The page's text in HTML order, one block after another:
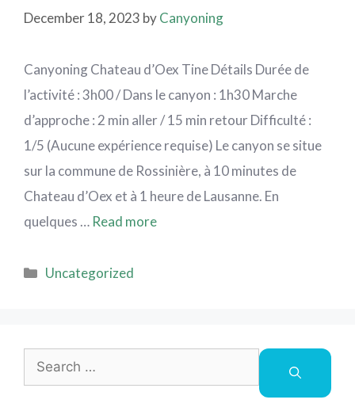
December 18, 2023 byCanyoning
Canyoning Chateau d’Oex Tine Détails Durée de
l’activité : 3h00 / Dans le canyon : 1h30 Marche
d’approche : 2 min aller / 15 min retour Difficulté :
1/5 (Aucune expérience requise) Le canyon se situe
sur la commune de Rossinière, à 10 minutes de
Chateau d’Oex et à 1 heure de Lausanne. En
quelques … Read more
Uncategorized